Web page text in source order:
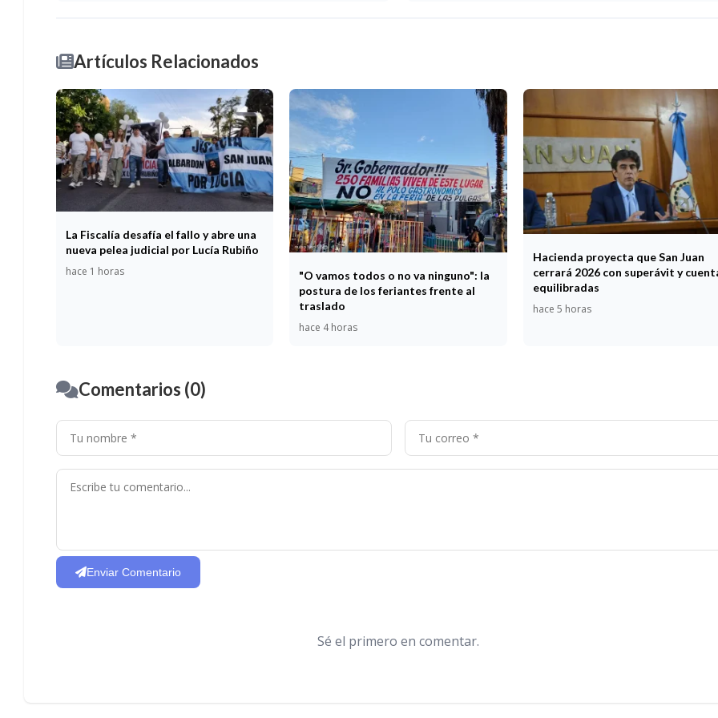
Artículos Relacionados
La Fiscalía desafía el fallo y abre una
nueva pelea judicial por Lucía Rubiño
hace 1 horas
"O vamos todos o no va ninguno": la
postura de los feriantes frente al
traslado
hace 4 horas
Hacienda proyecta que San Juan
cerrará 2026 con superávit y
equilibradas
hace 5 horas
Comentarios (0)
Enviar Comentario
Sé el primero en comentar.